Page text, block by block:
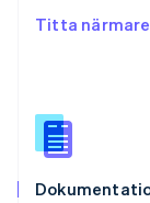
TittaSlovakien
Spanien
Español
English